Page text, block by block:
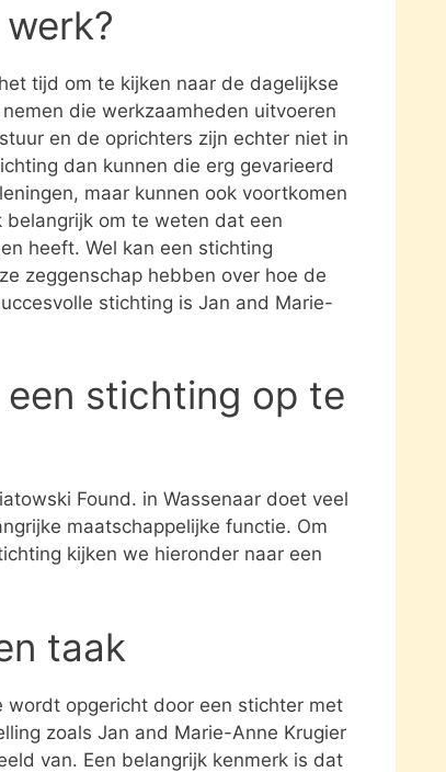
tijd om te kijken naar de dagelijkse
die werkzaamheden uitvoeren
en de oprichters zijn echter niet in
dan kunnen die erg gevarieerd
maar kunnen ook voortkomen
om te weten dat een
heeft. Wel kan een stichting
zeggenschap hebben over hoe de
stichting is Jan and Marie-
stichting op te
Found. in Wassenaar doet veel
maatschappelijke functie. Om
kijken we hieronder naar een
taak
wordt opgericht door een stichter met
zoals Jan and Marie-Anne Krugier
van. Een belangrijk kenmerk is dat